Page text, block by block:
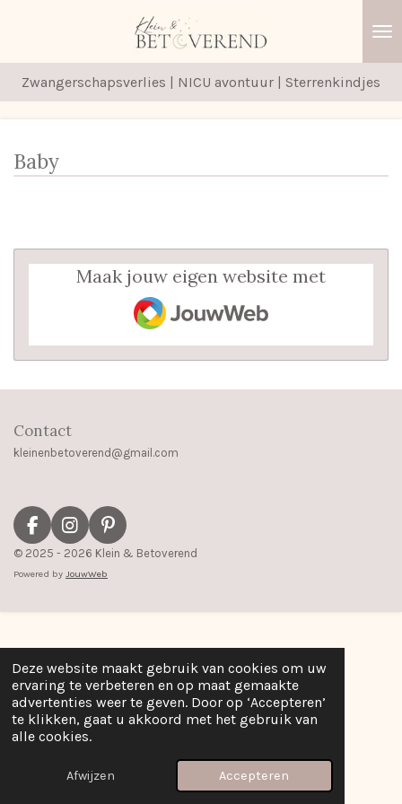
Deze website maakt gebruik van cookies om uw
ervaring te verbeteren en op maat gemaakte
advertenties weer te geven. Door op ‘Accepteren’
te klikken, gaat u akkoord met het gebruik van
alle cookies.
Afwijzen Accepteren
hoofdinhoud
Zwangerschapsverlies | NICU avontuur | Sterrenkindjes
Baby
Maak jouw eigen website met
JouwWeb
Contact
kleinenbetoverend@gmail.com
F
a
o
k
I
n
t
g
a
m
P
i
t
r
s
t
© 2025 - 2026 Klein & Betoverend
Powered by JouwWeb